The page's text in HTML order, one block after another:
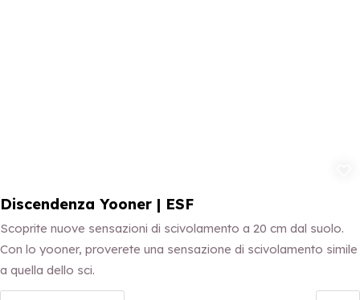
Discendenza Yooner | ESF
Scoprite nuove sensazioni di scivolamento a 20 cm dal suolo.
Con lo yooner, proverete una sensazione di scivolamento simile
a quella dello sci.